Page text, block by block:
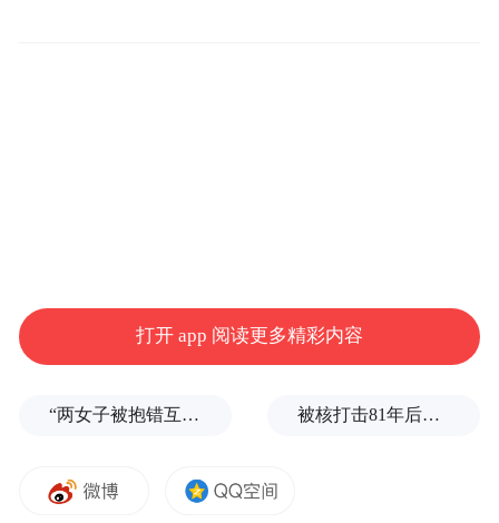
角膜缺氧 有些美瞳镜片含水量低，透氧性
差，佩戴时间过长会引起角膜缺氧，导致眼
红和眼部不适，影响角膜健康。
日抛月抛年抛如何选
打开 app 阅读更多精彩内容
“两女子被抱错互换人生37年”一当事人沉默多日发声：我不是受益者 被核打击81年后，日本广岛废墟旁响起抗议声：拒绝拥核